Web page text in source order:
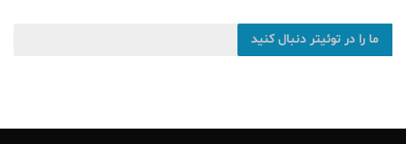
ما را در توئیتر دنبال کنید